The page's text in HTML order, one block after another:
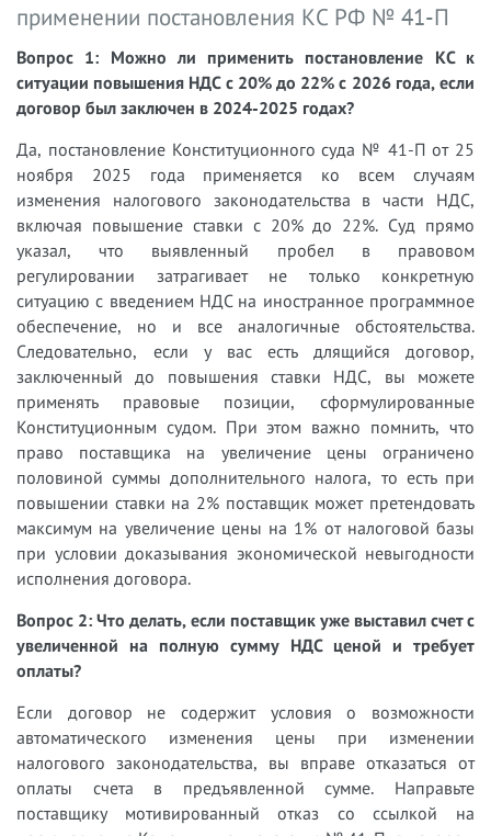
применении постановления КС РФ № 41-П
Вопрос 1: Можно ли применить постановление КС к
ситуации повышения НДС с 20% до 22% с 2026 года, если
договор был заключен в 2024-2025 годах?
Да, постановление Конституционного суда № 41-П от 25
ноября 2025 года применяется ко всем случаям
изменения налогового законодательства в части НДС,
включая повышение ставки с 20% до 22%. Суд прямо
указал, что выявленный пробел в правовом
регулировании затрагивает не только конкретную
ситуацию с введением НДС на иностранное программное
обеспечение, но и все аналогичные обстоятельства.
Следовательно, если у вас есть длящийся договор,
заключенный до повышения ставки НДС, вы можете
применять правовые позиции, сформулированные
Конституционным судом. При этом важно помнить, что
право поставщика на увеличение цены ограничено
половиной суммы дополнительного налога, то есть при
повышении ставки на 2% поставщик может претендовать
максимум на увеличение цены на 1% от налоговой базы
при условии доказывания экономической невыгодности
исполнения договора.
Вопрос 2: Что делать, если поставщик уже выставил счет с
увеличенной на полную сумму НДС ценой и требует
оплаты?
Если договор не содержит условия о возможности
автоматического изменения цены при изменении
налогового законодательства, вы вправе отказаться от
оплаты счета в предъявленной сумме. Направьте
поставщику мотивированный отказ со ссылкой на